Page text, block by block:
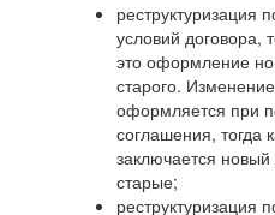
реструктуризация
условий договора,
это оформление
старого.
оформляется при
соглашения, тогда
заключается
старые;
реструктуризация